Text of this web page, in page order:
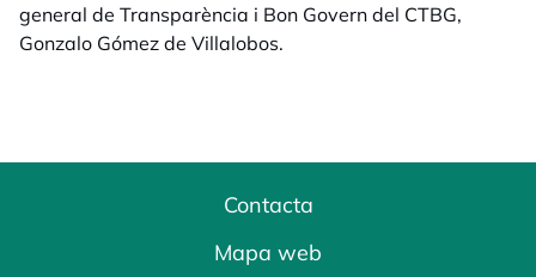
general de Transparència i Bon Govern del CTBG,
Gonzalo Gómez de Villalobos.
Contacta
Mapa web